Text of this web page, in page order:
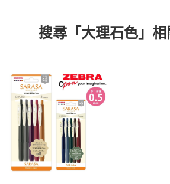
搜尋「大理石色」相